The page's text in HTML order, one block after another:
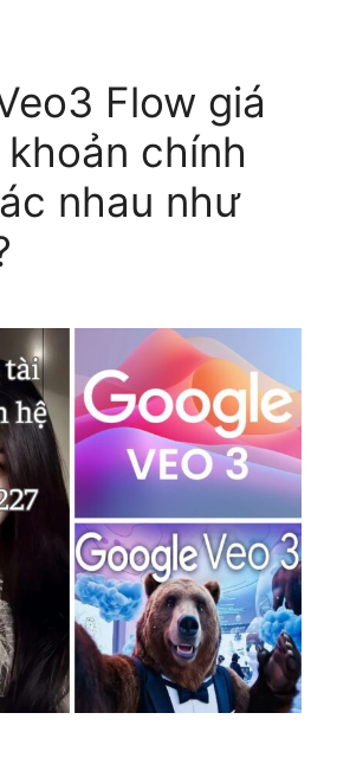
Flow giá
chính
nhau như